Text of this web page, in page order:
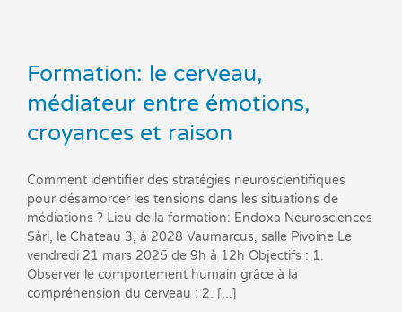
Formation: le cerveau,
médiateur entre émotions,
croyances et raison
Comment identifier des stratégies neuroscientifiques
pour désamorcer les tensions dans les situations de
médiations ? Lieu de la formation: Endoxa Neurosciences
Sàrl, le Chateau 3, à 2028 Vaumarcus, salle Pivoine Le
vendredi 21 mars 2025 de 9h à 12h Objectifs : 1.
Observer le comportement humain grâce à la
compréhension du cerveau ; 2. [...]